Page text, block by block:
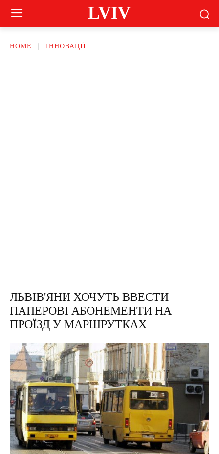
LVIV
HOME ІННОВАЦІЇ
ЛЬВІВ'ЯНИ ХОЧУТЬ ВВЕСТИ
ПАПЕРОВІ АБОНЕМЕНТИ НА
ПРОЇЗД У МАРШРУТКАХ